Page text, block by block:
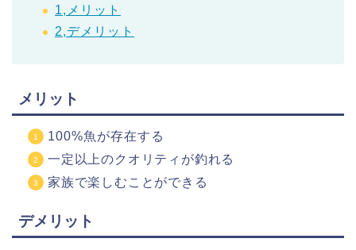
1,メリット
2,デメリット
メリット
100%魚が存在する
一定以上のクオリティが釣れる
家族で楽しむことができる
デメリット